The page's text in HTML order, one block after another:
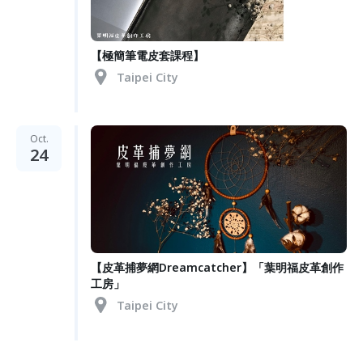
【極簡筆電皮套課程】
Taipei City
Oct.
24
【皮革捕夢網Dreamcatcher】「葉明福皮革創作
工房」
Taipei City